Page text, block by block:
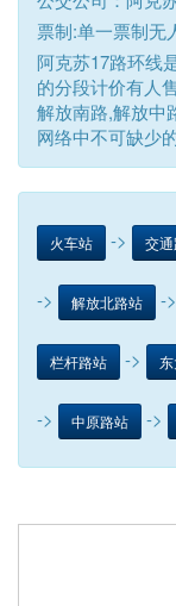
票制:单一票制无
阿克苏17路环线
的分段计价有人
解放南路,解放中
网络中不可缺少
火车站 -> 交
-> 解放北路站 ->
栏杆路站 ->
-> 中原路站 ->